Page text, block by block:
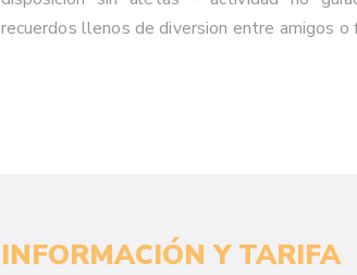
recuerdos llenos de diversion entre amigos o
INFORMACIÓN Y TARIFA